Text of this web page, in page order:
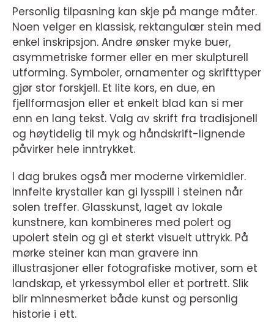
Personlig tilpasning kan skje på mange måter.
Noen velger en klassisk, rektangulær stein med
enkel inskripsjon. Andre ønsker myke buer,
asymmetriske former eller en mer skulpturell
utforming. Symboler, ornamenter og skrifttyper
gjør stor forskjell. Et lite kors, en due, en
fjellformasjon eller et enkelt blad kan si mer
enn en lang tekst. Valg av skrift fra tradisjonell
og høytidelig til myk og håndskrift-lignende
påvirker hele inntrykket.
I dag brukes også mer moderne virkemidler.
Innfelte krystaller kan gi lysspill i steinen når
solen treffer. Glasskunst, laget av lokale
kunstnere, kan kombineres med polert og
upolert stein og gi et sterkt visuelt uttrykk. På
mørke steiner kan man gravere inn
illustrasjoner eller fotografiske motiver, som et
landskap, et yrkessymbol eller et portrett. Slik
blir minnesmerket både kunst og personlig
historie i ett.